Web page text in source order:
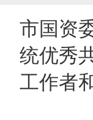
市国资
统优秀
工作者